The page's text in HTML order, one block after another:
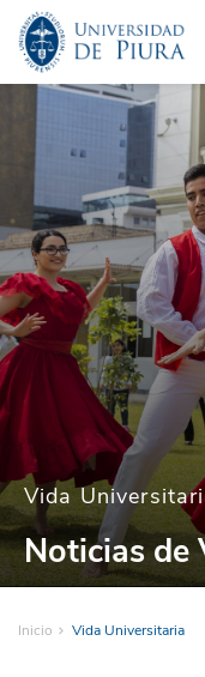
Vida
Noticias de
Inicio Vida Universitaria